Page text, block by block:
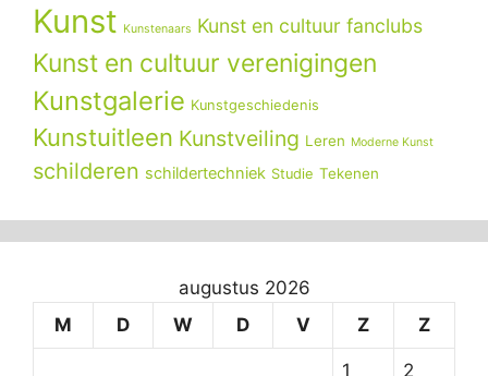
Kunst Kunstenaars Kunst en cultuur fanclubs
Kunst en cultuur verenigingen
Kunstgalerie Kunstgeschiedenis
Kunstuitleen Kunstveiling Leren Moderne Kunst
schilderen schildertechniek Studie Tekenen
augustus 2026
M
D W D V Z Z
1 2